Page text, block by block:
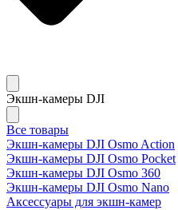
Экшн-камеры DJI
Все товары
Экшн-камеры DJI Osmo Action
Экшн-камеры DJI Osmo Pocket
Экшн-камеры DJI Osmo 360
Экшн-камеры DJI Osmo Nano
Аксессуары для экшн-камер